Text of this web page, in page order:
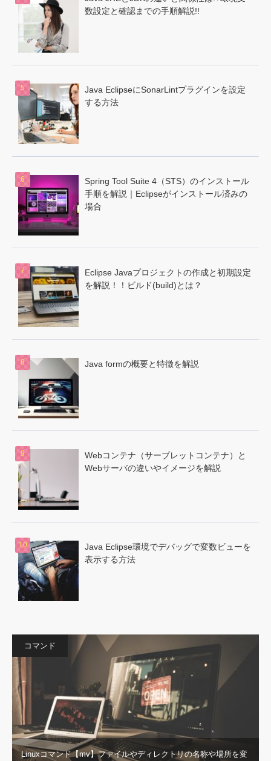
数設定と確認までの手順解説!!
Java EclipseにSonarLintプラグインを設定
する方法
Spring Tool Suite 4（STS）のインストール
手順を解説｜Eclipseがインストール済みの
場合
Eclipse Javaプロジェクトの作成と初期設定
を解説！！ビルド(build)とは？
Java formの概要と特徴を解説
Webコンテナ（サーブレットコンテナ）と
Webサーバの違いやイメージを解説
Java Eclipse環境でデバッグで変数ビューを
表示する方法
コマンド
Linuxコマンド【mv】ファイルやディレクトリの名称や場所を変